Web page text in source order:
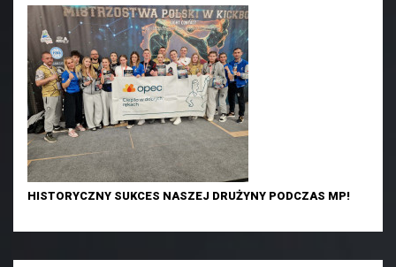
HISTORYCZNY SUKCES NASZEJ DRUŻYNY PODCZAS MP!